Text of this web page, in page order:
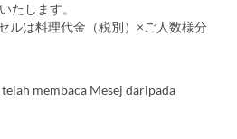
たします。
ルは料理代金（税別）×ご人数様分
telah membaca Mesej daripada